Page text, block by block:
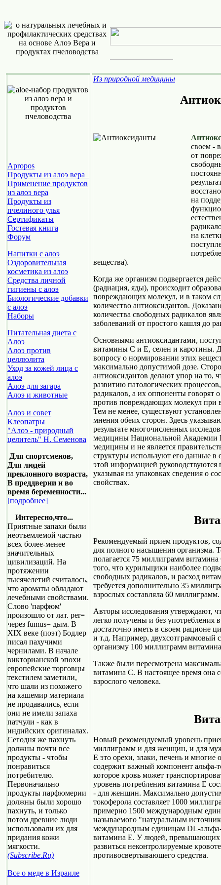
Apropos
Продукты из алоэ вера
Применение продуктов
из алоэ вера
Продукты из
пчелиного улья
Cертификаты
Гостевая книга
Форум
Напитки с алоэ
Оздоровительная
косметика из алоэ
Средства личной
гигиены с алоэ
Биологические добавки
с алоэ
Наборы
Питательная диета с
Алоэ
Алоэ против
целлюлита
Уход за кожей лица с
алоэ
Алоэ для загара
Алоэ и животные
Алоэ и совет
Клеопатры
"Алоэ - природный
целитель" Н. Семенова
Для спортсменов,
Для людей
преклонного возраста,
В преддверии и во
время беременности...
[подробнее]
Интересно,что...
Приятные запахи были
неотъемлемой частью
всех более-менее
значительных
цивилизаций. На
протяжении
тысячелетий считалось,
что ароматы обладают
лечебными свойствами.
Слово 'парфюм'
произошло от лат. per=
через fumus= дым. В
XIX веке (поэт) Бодлер
писал пахучими
чернилами. В начале
викторианской эпохи
европейские торговцы
текстилем заметили,
что шали из похожего
на кашемир материала
не продавались, если
они не имели запаха
патчули - как в
индийских оригиналах.
Сегодня же пахнуть
должны почти все
продукты - чтобы
понравиться
потребителю.
Первоначально
продукты парфюмерии
должны были хорошо
пахнуть, и только
потом древние люди
использовали их для
придания кожи
мягкости.
(Subscribe.Ru)
Все о меде в Израиле
Из природной медицины
своем -
от
на
на
вещества).
Когда же организм подвергается
(радиация, яды), происходит
повреждающих молекул, и в таком
количество антиоксидантов.
количества свободных радикалов
заболеваний от простого кашля до
Основными антиоксидантами,
витамины С и Е, селен и каротины.
вопросу о нормировании этих
максимально допустимой дозе.
антиоксидантов делают упор на то,
развитию патологических
радикалов, а их оппоненты говорят
против повреждающих молекул при
Тем не менее, существуют
мнения обеих сторон. Здесь
результате многочисленных
медицины Национальной
медицины и не является
структуры используют его данные
этой информацией
указывая на упаковках сведения о
свойствах.
Рекомендуемый прием продуктов,
для полного насыщения организма.
полагается 75 миллиграмм
того, что курильщики наиболее
свободных радикалов, и расход
требуется дополнительно 35
взрослых составляла 60 миллиграмм.
Авторы исследования утверждают,
легко получены и без употребления
достаточно иметь в своем рационе
и т.д. Например, двухсотграммовый
организму 100 миллиграмм
Также были пересмотрена
витамина С. В настоящее время она
взрослого человека.
Новый рекомендуемый уровень
миллиграмм и для женщин, и для
Е это орехи, злаки, печень и
содержит важный компонент альфа-
которое кровь может
уровень потребления витамина Е
- для женщин. Максимально
токоферола составляет 1000
примерно 1500 международным
называемого "натуральным
международным единицам DL-альфа-
витамина Е. У людей, превышающих
развиться неконтролируемые
противосвертывающего средства.